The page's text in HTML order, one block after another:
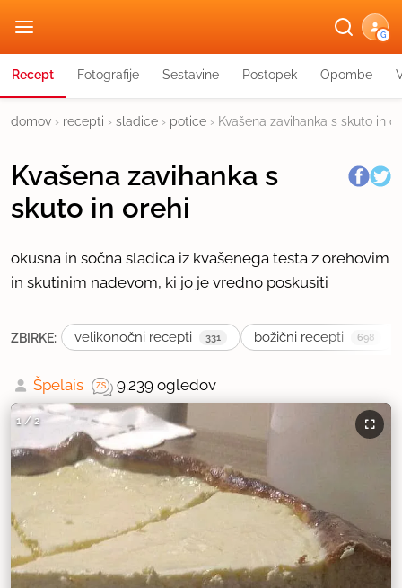
G
Recept Fotografije Sestavine Postopek Opombe
domov › recepti › sladice › potice › Kvašena zavihanka s skuto in
Kvašena zavihanka s
skuto in orehi
okusna in sočna sladica iz kvašenega testa z orehovim
in skutinim nadevom, ki jo je vredno poskusiti
ZBIRKE: velikonočni recepti 331 božični recepti 698
Špelais 9.239 ogledov
1/2